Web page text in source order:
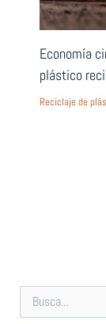
Economía
plástico
Reciclaje de